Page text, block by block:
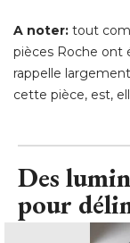
A noter: tout
pièces Roche ont
rappelle
cette pièce, est,
Des
pour